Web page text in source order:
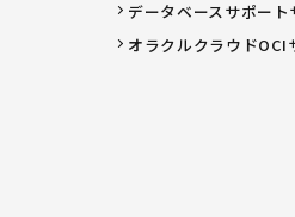
データベースサポー
オラクルクラウドOCI